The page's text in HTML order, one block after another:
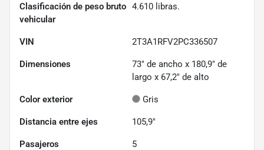
Clasificación de peso bruto
vehicular
4.610 libras.
VIN 2T3A1RFV2PC336507
Dimensiones
73" de ancho x 180,9" de
largo x 67,2" de alto
Color exterior Gris
Distancia entre ejes 105,9"
Pasajeros 5